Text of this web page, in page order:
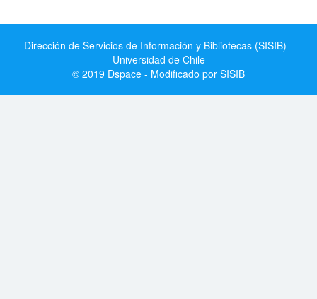
Dirección de Servicios de Información y Bibliotecas (SISIB) -
Universidad de Chile
© 2019 Dspace - Modificado por SISIB